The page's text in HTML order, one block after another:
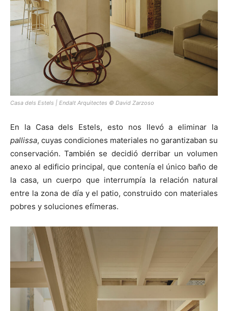
Casa dels Estels | Endalt Arquitectes © David Zarzoso
En la Casa dels Estels, esto nos llevó a eliminar la
pallissa, cuyas condiciones materiales no garantizaban su
conservación. También se decidió derribar un volumen
anexo al edificio principal, que contenía el único baño de
la casa, un cuerpo que interrumpía la relación natural
entre la zona de día y el patio, construido con materiales
pobres y soluciones efímeras.